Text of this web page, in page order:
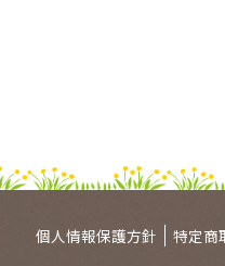
個人情報保護方針 特定商